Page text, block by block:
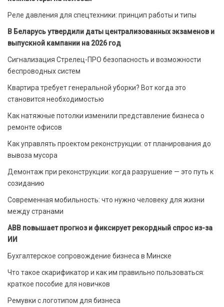
Реле давления для спецтехники: принцип работы и типы
В Беларусь утвердили даты централизованных экзаменов и
выпускной кампании на 2026 год
Сигнализация Стрелец-ПРО безопасность и возможности
беспроводных систем
Квартира требует генеральной уборки? Вот когда это
становится необходимостью
Как натяжные потолки изменили представление бизнеса о
ремонте офисов
Как управлять проектом реконструкции: от планирования до
вывоза мусора
Демонтаж при реконструкции: когда разрушение — это путь к
созиданию
Современная мобильность: что нужно человеку для жизни
между странами
ABB повышает прогноз и фиксирует рекордный спрос из-за
ИИ
Бухгалтерское сопровождение бизнеса в Минске
Что такое скарификатор и как им правильно пользоваться:
краткое пособие для новичков
Ремувки с логотипом для бизнеса